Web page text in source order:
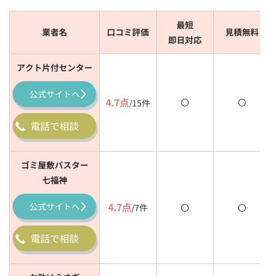
業者名 口コミ評価
最短
即日対応
見積無料
アクト片付センター
公式サイトへ
電話で相談
4.7点/15件 〇 〇
ゴミ屋敷バスター
七福神
公式サイトへ
電話で相談
4.7点/7件 〇 〇